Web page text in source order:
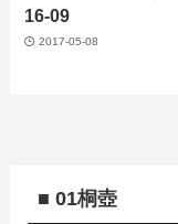
16-09
2017-05-08
■ 01桐壺